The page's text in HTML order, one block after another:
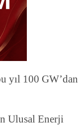
yıl 100 GW’dan
Ulusal Enerji